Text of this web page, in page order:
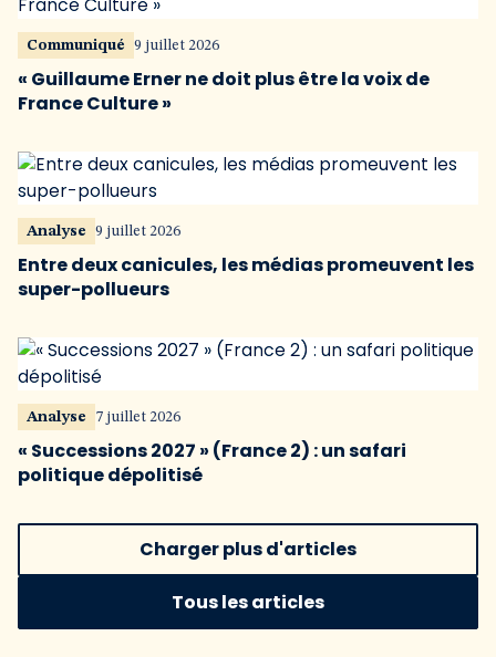
Communiqué 9 juillet 2026
« Guillaume Erner ne doit plus être la voix de
France Culture »
Analyse 9 juillet 2026
Entre deux canicules, les médias promeuvent les
super-pollueurs
Analyse 7 juillet 2026
« Successions 2027 » (France 2) : un safari
politique dépolitisé
Charger plus d'articles
Tous les articles